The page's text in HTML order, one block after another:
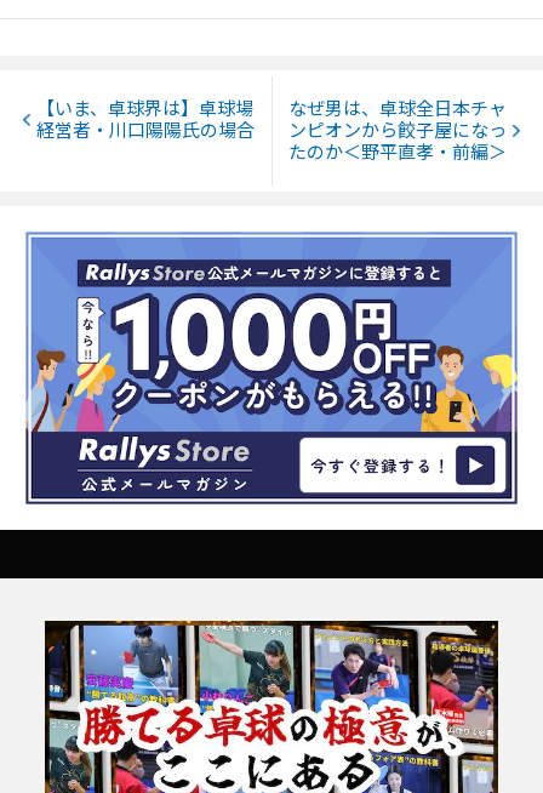
【いま、卓球界は】卓球場
経営者・川口陽陽氏の場合
なぜ男は、卓球全日本チャ
ンピオンから餃子屋になっ
たのか＜野平直孝・前編＞